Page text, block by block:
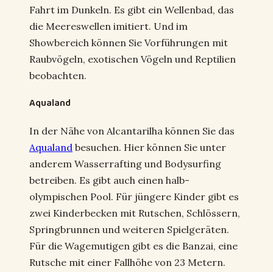
Fahrt im Dunkeln. Es gibt ein Wellenbad, das
die Meereswellen imitiert. Und im
Showbereich können Sie Vorführungen mit
Raubvögeln, exotischen Vögeln und Reptilien
beobachten.
Aqualand
In der Nähe von Alcantarilha können Sie das
Aqualand besuchen. Hier können Sie unter
anderem Wasserrafting und Bodysurfing
betreiben. Es gibt auch einen halb-
olympischen Pool. Für jüngere Kinder gibt es
zwei Kinderbecken mit Rutschen, Schlössern,
Springbrunnen und weiteren Spielgeräten.
Für die Wagemutigen gibt es die Banzai, eine
Rutsche mit einer Fallhöhe von 23 Metern.